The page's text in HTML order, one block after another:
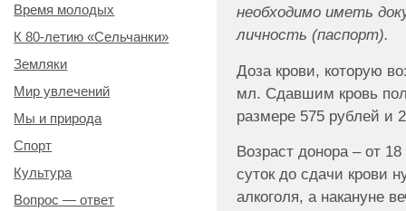
необходимо иметь
личность (паспорт).
Доза крови, которую
мл. Сдавшим кровь
размере 575 рублей и
Возраст донора – от
суток до сдачи крови
алкоголя, а накануне
Время молодых
К 80-летию «Сельчанки»
Земляки
Мир увлечений
Мы и природа
Спорт
Культура
Вопрос — ответ